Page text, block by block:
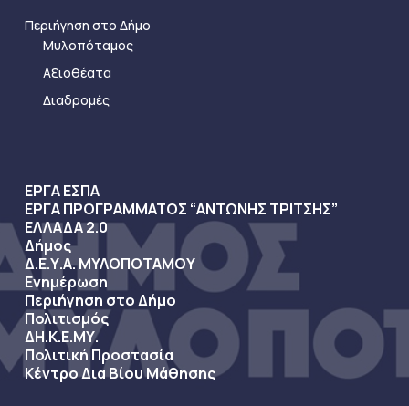
Περιήγηση στο Δήμο
Μυλοπόταμος
Αξιοθέατα
Διαδρομές
ΕΡΓΑ ΕΣΠΑ
ΕΡΓΑ ΠΡΟΓΡΑΜΜΑΤΟΣ “ΑΝΤΩΝΗΣ ΤΡΙΤΣΗΣ”
ΕΛΛΑΔΑ 2.0
Δήμος
Δ.Ε.Υ.Α. ΜΥΛΟΠΟΤΑΜΟΥ
Ενημέρωση
Περιήγηση στο Δήμο
Πολιτισμός
ΔΗ.Κ.Ε.ΜΥ.
Πολιτική Προστασία
Κέντρο Δια Βίου Μάθησης